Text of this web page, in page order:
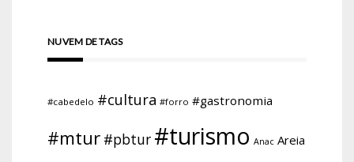
NUVEM DE TAGS
#cabedelo #cultura #forro #gastronomia
#mtur #pbtur #turismo Anac Areia